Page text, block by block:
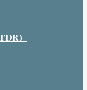
）